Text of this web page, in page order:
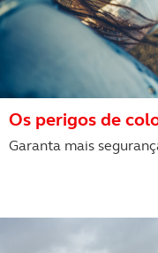
Os perigos de
Garanta mais